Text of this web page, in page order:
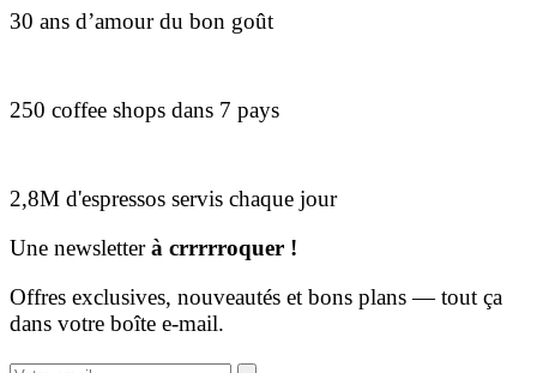
30 ans d’amour du bon goût
250 coffee shops dans 7 pays
2,8M d'espressos servis chaque jour
Une newsletterà crrrrroquer !
Offres exclusives, nouveautés et bons plans — tout ça
dans votre boîte e-mail.